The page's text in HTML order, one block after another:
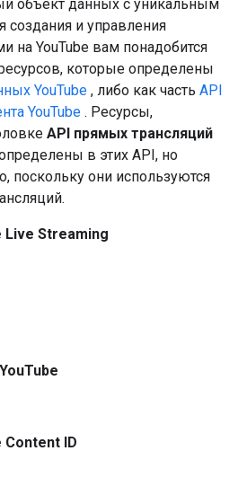
объект данных с уникальным
создания и управления
на YouTube вам понадобится
которые определены
YouTube , либо как часть API
YouTube . Ресурсы,
API прямых трансляций
в этих API, но
поскольку они используются
Live Streaming
Content ID